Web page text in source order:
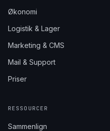
Økonomi
Logistik & Lager
Marketing & CMS
Mail & Support
Priser
RESSOURCER
Sammenlign